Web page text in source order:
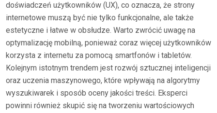
doświadczeń użytkowników (UX), co oznacza, że strony
internetowe muszą być nie tylko funkcjonalne, ale także
estetyczne i łatwe w obsłudze. Warto zwrócić uwagę na
optymalizację mobilną, ponieważ coraz więcej użytkowników
korzysta z internetu za pomocą smartfonów i tabletów.
Kolejnym istotnym trendem jest rozwój sztucznej inteligencji
oraz uczenia maszynowego, które wpływają na algorytmy
wyszukiwarek i sposób oceny jakości treści. Eksperci
powinni również skupić się na tworzeniu wartościowych